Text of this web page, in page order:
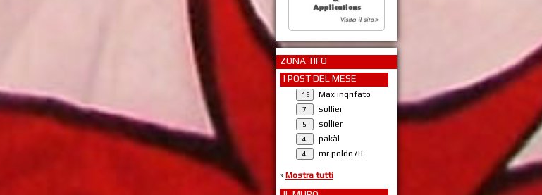
ZONA TIFO
I POST DEL MESE
Max ingrifato
sollier
sollier
pakàl
mr.poldo78
» Mostra tutti